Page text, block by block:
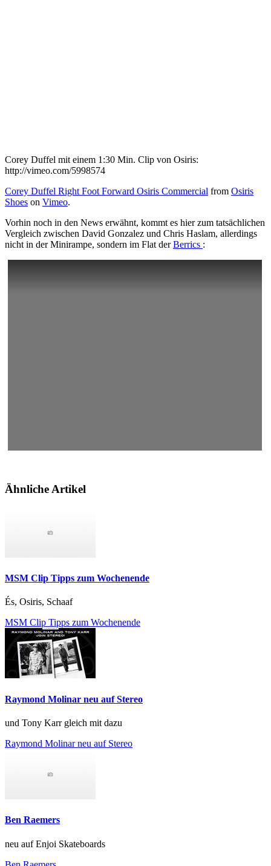
Corey Duffel mit einem 1:30 Min. Clip von Osiris:
http://vimeo.com/5998574
Corey Duffel Right Foot Forward Osiris Commercial from Osiris
Shoes on Vimeo.
Vorhin noch in den News erwähnt, kommt es hier zum tatsächlichen
Vergleich zwischen David Gonzalez und Chris Haslam, allerdings
nicht in der Minirampe, sondern im Flat derBerrics :
Ähnliche Artikel
MSM Clip Tipps zum Wochenende
És, Osiris, Schaaf
MSM Clip Tipps zum Wochenende
Raymond Molinar neu auf Stereo
und Tony Karr gleich mit dazu
Raymond Molinar neu auf Stereo
Ben Raemers
neu auf Enjoi Skateboards